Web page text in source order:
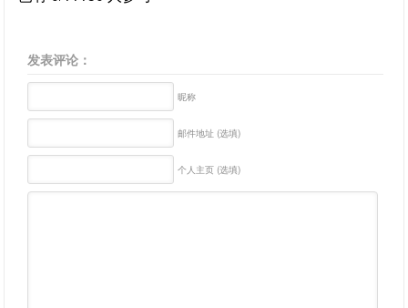
发表评论：
昵称
邮件地址 (选填)
个人主页 (选填)